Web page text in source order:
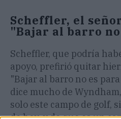
Scheffler, el
"Bajar al barro
Scheffler, que podría
apoyo, prefirió quitar
"Bajar al barro no es
dice mucho de
solo este campo de golf,